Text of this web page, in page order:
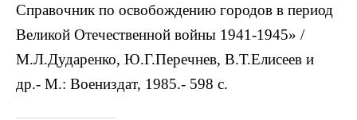
Справочник по освобождению городов в период
Великой Отечественной войны 1941-1945» /
М.Л.Дударенко, Ю.Г.Перечнев, В.Т.Елисеев и
др.- М.: Воениздат, 1985.- 598 с.